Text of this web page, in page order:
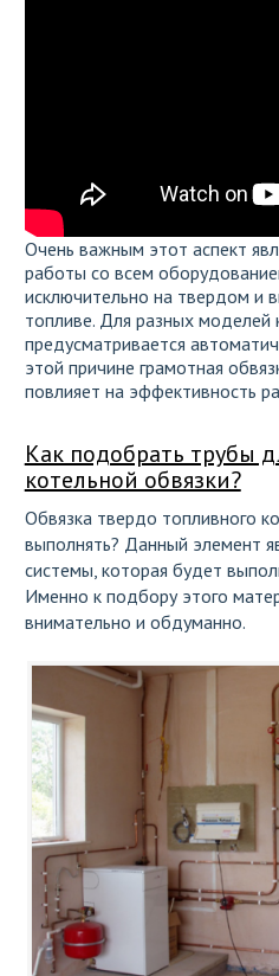
Очень важным этот аспект
работы со всем
исключительно на твердом и
топливе. Для разных моделей
предусматривается
этой причине грамотная
повлияет на эффективность
Как подобрать трубы
котельной обвязки?
Обвязка твердо топливного
выполнять? Данный элемент
системы, которая будет
Именно к подбору этого
внимательно и обдуманно.